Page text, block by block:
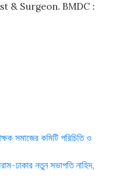
& Surgeon. BMDC :
সমাজের কমিটি পরিচিতি ও
ঢাকার নতুন সভাপতি নাহিদ,